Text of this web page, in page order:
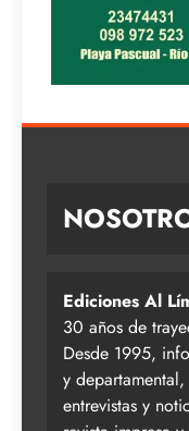
Ediciones Al
30 años de
Desde 1995,
y
entrevistas y